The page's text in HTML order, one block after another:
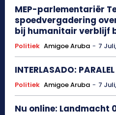
MEP-parlementariër
spoedvergadering
bij humanitair verblijf
Politiek Amigoe Aruba - 7
INTERLASADO: PARALEL
Politiek Amigoe Aruba - 7
Nu online: Landmacht